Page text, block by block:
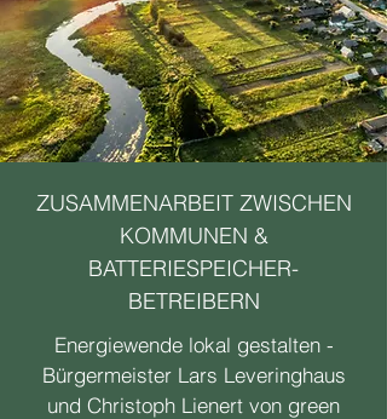
ZUSAMMENARBEIT ZWISCHEN
KOMMUNEN &
BATTERIESPEICHER-
BETREIBERN
Energiewende lokal gestalten -
Bürgermeister Lars Leveringhaus
und Christoph Lienert von green